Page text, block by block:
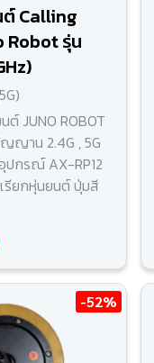
Calling
Robot รุ่น
ต์ JUNO ROBOT
ญาน 2.4G , 5G
ปกรณ์ AX-RP12
รียกหุ่นยนต์ ปุ่มสี
-52%